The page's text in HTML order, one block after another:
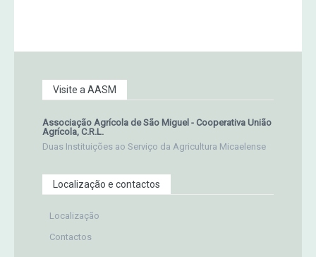
Visite a AASM
Associação Agrícola de São Miguel - Cooperativa União
Agrícola, C.R.L.
Duas Instituições ao Serviço da Agricultura Micaelense
Localização e contactos
Localização
Contactos